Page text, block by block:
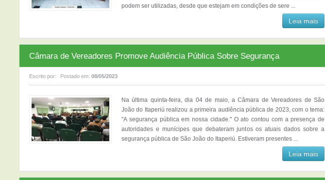
podem ser utilizadas, desde que estejam em condições de sere ...
Leia mais
Câmara de Vereadores Promove Audiência Pública Sobre Segurança
Escrito por: Postado em: 08/05/2023
Na última quinta-feira, dia 04 de maio, a Câmara de Vereadores de São
João do Itaperiú realizou a primeira audiência pública de 2023, com o tema:
"A segurança pública em nossa cidade." O ato contou com a presença de
autoridades e munícipes que debateram juntos os atuais dados sobre a
segurança pública de São João do Itaperiú. Estiveram presentes ...
Leia mais